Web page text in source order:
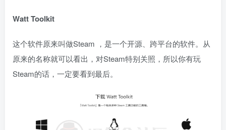
Watt Toolkit
这个软件原来叫做Steam ，是一个开源、跨平台的软件。从
原来的名称就可以看出，对Steam特别关照，所以你有玩
Steam的话，一定要看到最后。